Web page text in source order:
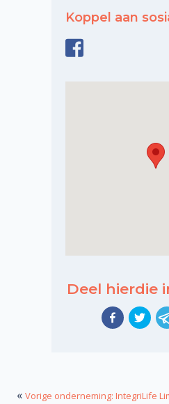
Koppel aan
Deel hierdie
« Vorige onderneming: IntegriLife